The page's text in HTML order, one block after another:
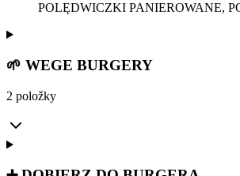
POLĘDWICZKI PANIEROWANE,
🌱 WEGE BURGERY
2 položky